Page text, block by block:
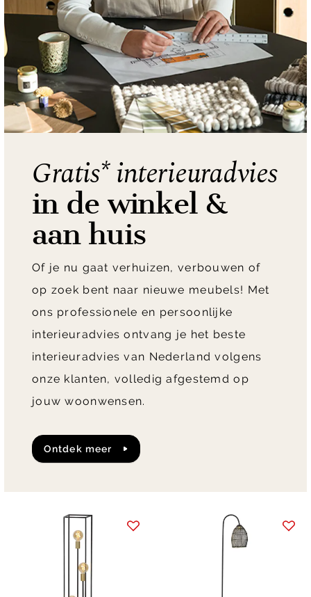
Gratis* interieuradvies
in de winkel &
aan huis
Of je nu gaat verhuizen, verbouwen of
op zoek bent naar nieuwe meubels! Met
ons professionele en persoonlijke
interieuradvies ontvang je het beste
interieuradvies van Nederland volgens
onze klanten, volledig afgestemd op
jouw woonwensen.
ontdek meer